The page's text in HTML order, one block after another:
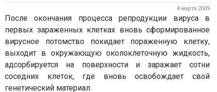
4 марта 2009
После окончания процесса репродукции вируса в
первых зараженных клетках вновь сформированное
вирусное потомство покидает пораженную клетку,
выходит в окружающую околоклеточную жидкость,
адсорбируется на поверхности и заражает сотни
соседних клеток, где вновь освобождает свой
генетический материал.